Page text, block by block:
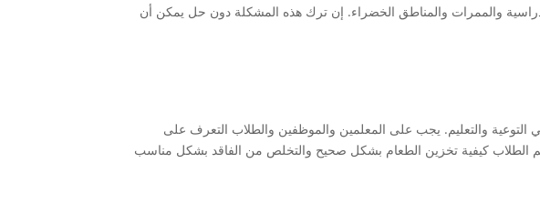
والممرات والمناطق الخضراء. إن ترك هذه المشكلة دون حل يمكن أن
والتعليم. يجب على المعلمين والموظفين والطلاب التعرف على
الطلاب كيفية تخزين الطعام بشكل صحيح والتخلص من الفاقد بشكل مناسب